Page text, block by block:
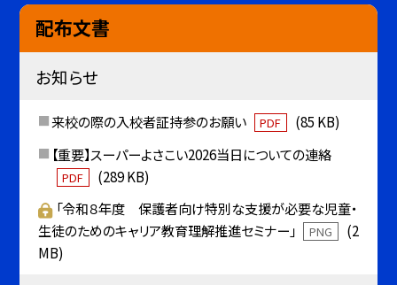
配布文書
お知らせ
来校の際の入校者証持参のお願い PDF
(85 KB)
【重要】スーパーよさこい2026当日についての連絡
PDF
(289 KB)
「令和８年度 保護者向け特別な支援が必要な児童・
生徒のためのキャリア教育理解推進セミナー」
PNG
(2
MB)